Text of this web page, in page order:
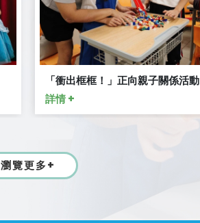
「衝出框框！」正向親子關係活動
詳情 +
瀏覽更多+